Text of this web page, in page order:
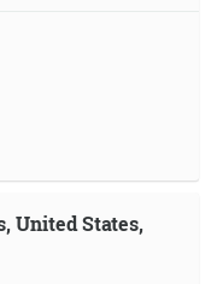
United States,